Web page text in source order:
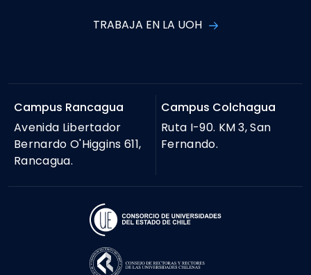
TRABAJA EN LA UOH
Campus Rancagua
Avenida Libertador
Bernardo O'Higgins 611,
Rancagua.
Campus Colchagua
Ruta I-90. KM 3, San
Fernando.